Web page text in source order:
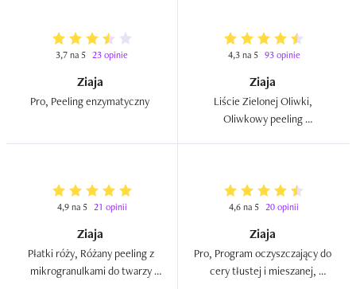
3,7 na 5 23 opinie
Ziaja
4,3 na 5 93 opinie
Ziaja
Liście Zielonej Oliwki,
Oliwkowy peeling
4,9 na 5 21 opinii
Ziaja
Płatki róży, Różany peeling z
mikrogranulkami do twarzy
4,6 na 5 20 opinii
Ziaja
Pro, Program oczyszczający do
cery tłustej i mieszanej,